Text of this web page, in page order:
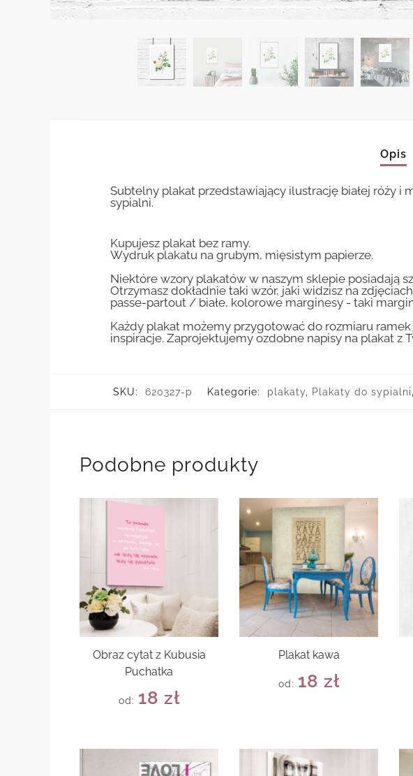
Opis
Subtelny plakat przedstawiający ilustrację białej róży i
sypialni.
Kupujesz plakat bez ramy.
Wydruk plakatu na grubym, mięsistym papierze.
Niektóre wzory plakatów w naszym sklepie posiadają
Otrzymasz dokładnie taki wzór, jaki widzisz na
passe-partout / białe, kolorowe marginesy - taki
Każdy plakat możemy przygotować do rozmiaru
inspiracje. Zaprojektujemy ozdobne napisy na plakat z
SKU: 620327-p Kategorie: plakaty Plakaty do sypialni
Podobne produkty
Obraz cytat z Kubusia
Puchatka
od: 18 zł
Plakat kawa
od: 18 zł